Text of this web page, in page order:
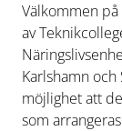
Välkommen
av
Karlshamn och
möjlighet att
som